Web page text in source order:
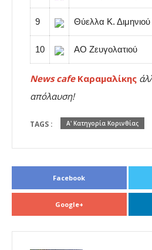
9 Θύελλα Κ. Διμηνιού
10 ΑΟ Zευγολατιού
News cafeΚαραμαλίκης
απόλαυση!
TAGS : Α' Κατηγορία Κορινθίας
Facebook
Google+